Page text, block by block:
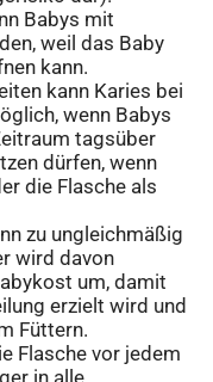
Babys mit
weil das Baby
kann.
kann Karies bei
wenn Babys
tagsüber
dürfen, wenn
die Flasche als
zu ungleichmäßig
wird davon
um, damit
erzielt wird und
Füttern.
Flasche vor jedem